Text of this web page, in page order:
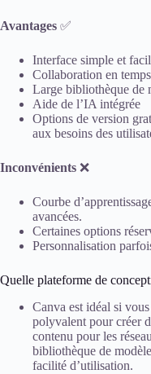
Avantages ✅
Interface simple et
Collaboration en
Large bibliothèque de
Aide de l’IA intégrée
Options de version
aux besoins des
Inconvénients ❌
Courbe
avancées.
Certaines options
Personnalisation
Quelle plateforme de
Canva est idéal si
polyvalent pour créer
contenu pour les
bibliothèque de
facilité d’utilisation.